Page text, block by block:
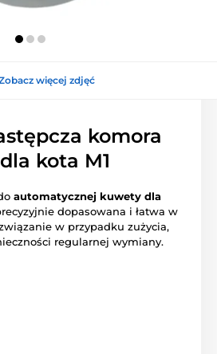
więcej zdjęć
komora
kota M1
automatycznej kuwety dla
dopasowana i łatwa w
w przypadku zużycia,
regularnej wymiany.